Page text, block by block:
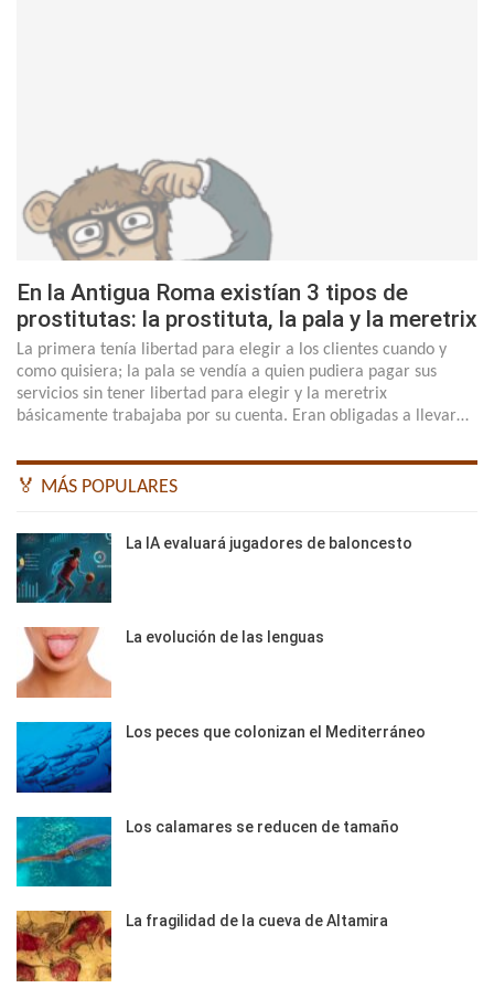
En la Antigua Roma existían 3 tipos de
prostitutas: la prostituta, la pala y la meretrix
La primera tenía libertad para elegir a los clientes cuando y
como quisiera; la pala se vendía a quien pudiera pagar sus
servicios sin tener libertad para elegir y la meretrix
básicamente trabajaba por su cuenta. Eran obligadas a llevar…
🏅 MÁS POPULARES
La IA evaluará jugadores de baloncesto
La evolución de las lenguas
Los peces que colonizan el Mediterráneo
Los calamares se reducen de tamaño
La fragilidad de la cueva de Altamira